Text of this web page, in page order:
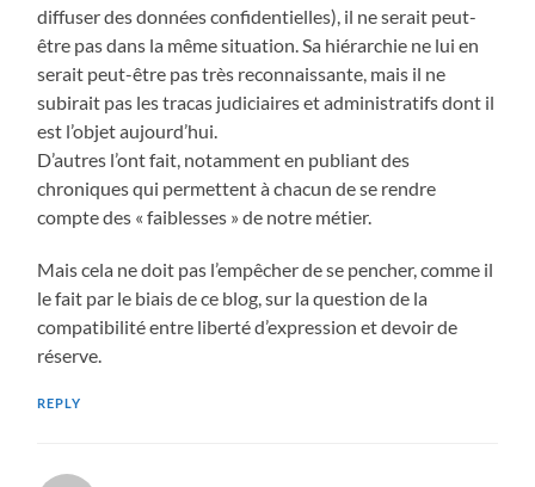
diffuser des données confidentielles), il ne serait peut-
être pas dans la même situation. Sa hiérarchie ne lui en
serait peut-être pas très reconnaissante, mais il ne
subirait pas les tracas judiciaires et administratifs dont il
est l’objet aujourd’hui.
D’autres l’ont fait, notamment en publiant des
chroniques qui permettent à chacun de se rendre
compte des « faiblesses » de notre métier.
Mais cela ne doit pas l’empêcher de se pencher, comme il
le fait par le biais de ce blog, sur la question de la
compatibilité entre liberté d’expression et devoir de
réserve.
REPLY